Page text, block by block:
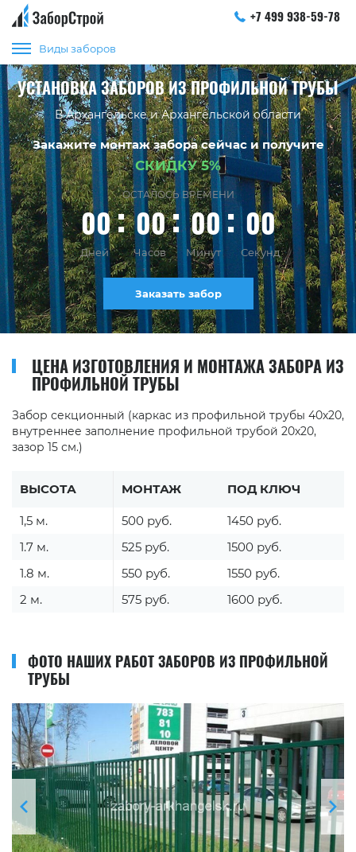
+7 499 938-59-78
Виды заборов
УСТАНОВКА ЗАБОРОВ ИЗ ПРОФИЛЬНОЙ ТРУБЫ
В Архангельске и Архангельской области
Закажите монтаж забора сейчас и получите
СКИДКУ 5%
ОСТАЛОСЬ ВРЕМЕНИ
00 00 00 00
Дней Часов Минут Секунд
Заказать забор
ЦЕНА ИЗГОТОВЛЕНИЯ И МОНТАЖА ЗАБОРА ИЗ
ПРОФИЛЬНОЙ ТРУБЫ
Забор секционный (каркас из профильной трубы 40х20,
внутреннее заполнение профильной трубой 20х20,
зазор 15 см.)
ВЫСОТА МОНТАЖ ПОД КЛЮЧ
1,5 м. 500 руб.
1450 руб.
1.7 м.
525 руб.
1500 руб.
1.8 м.
550 руб.
1550 руб.
2 м.
575 руб. 1600 руб.
ФОТО НАШИХ РАБОТ ЗАБОРОВ ИЗ ПРОФИЛЬНОЙ
ТРУБЫ